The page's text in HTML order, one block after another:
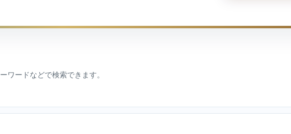
ワードなどで検索できます。